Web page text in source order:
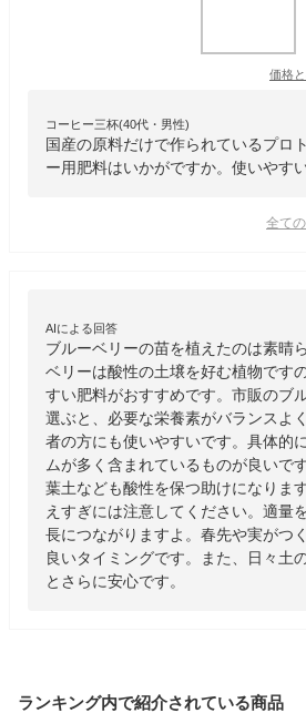
価格
コーヒー三杯(40代・男性)
国産の原料だけで作られているプロ
ー用肥料はいかがですか。使いやす
全て
AIによる回答
ブルーベリーの苗を植えたのは素晴
ベリーは酸性の土壌を好む植物です
すい肥料がおすすめです。市販のブ
選ぶと、必要な栄養素がバランスよ
者の方にも使いやすいです。具体的
ムが多く含まれているものが良いで
葉土なども酸性を保つ助けになりま
えすぎには注意してください。適量
長につながりますよ。春先や実がつ
良いタイミングです。また、日々土
とさらに安心です。
ランキング内で紹介されている商品